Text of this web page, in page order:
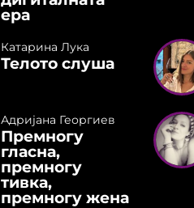
ера
Катарина Лука
Телото слуша
Адријана Георгиев
Премногу
гласна,
премногу
тивка,
премногу жена